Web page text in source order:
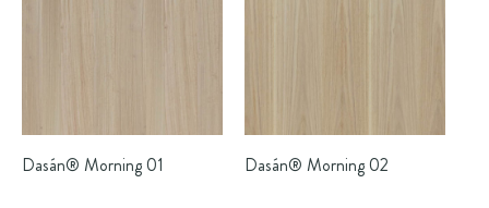
Dasán® Morning 01 Dasán® Morning 02